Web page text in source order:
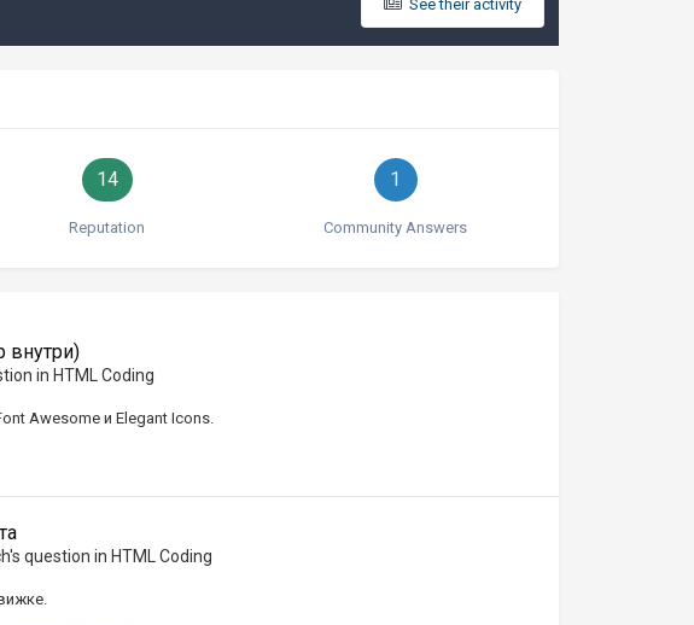
See their activity
14
Reputation
1
Community Answers
внутри)
in HTML Coding
Awesome и Elegant Icons.
's question in HTML Coding